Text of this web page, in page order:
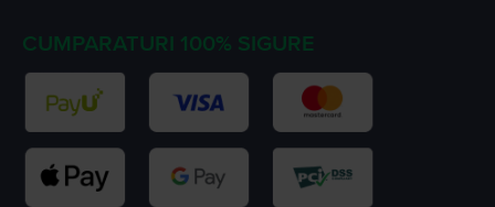
CUMPARATURI 100% SIGURE